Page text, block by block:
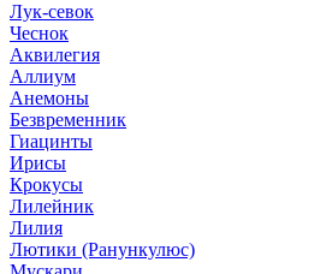
Лук-севок
Чеснок
Аквилегия
Аллиум
Анемоны
Безвременник
Гиацинты
Ирисы
Крокусы
Лилейник
Лилия
Лютики (Ранункулюс)